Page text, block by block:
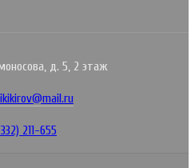
д. 5, 2 этаж
211-655